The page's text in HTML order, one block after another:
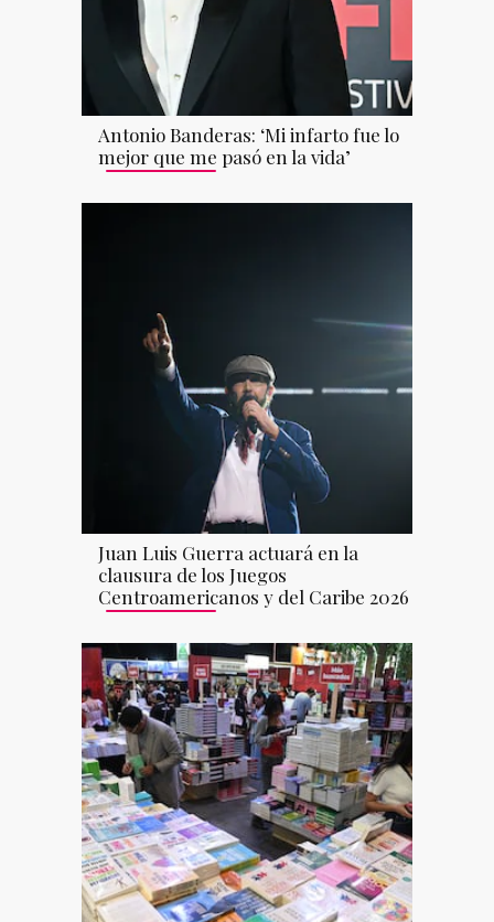
Antonio Banderas: ‘Mi infarto fue lo
mejor que me pasó en la vida’
Juan Luis Guerra actuará en la
clausura de los Juegos
Centroamericanos y del Caribe 2026